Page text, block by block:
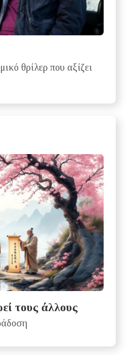
θρίλερ που αξίζει
τους άλλους